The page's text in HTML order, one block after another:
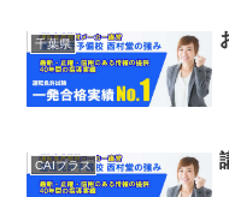
千葉県
CAIプラス